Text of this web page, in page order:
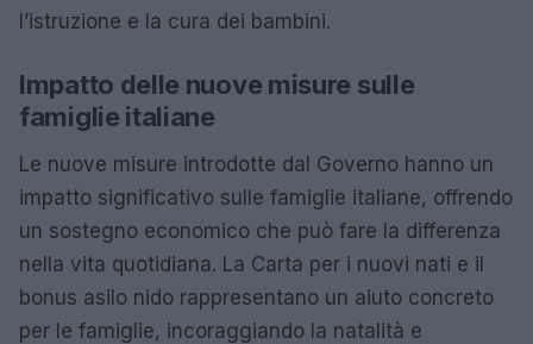
l’istruzione e la cura dei bambini.
Impatto delle nuove misure sulle
famiglie italiane
Le nuove misure introdotte dal Governo hanno un
impatto significativo sulle famiglie italiane, offrendo
un sostegno economico che può fare la differenza
nella vita quotidiana. La Carta per i nuovi nati e il
bonus asilo nido rappresentano un aiuto concreto
per le famiglie, incoraggiando la natalità e